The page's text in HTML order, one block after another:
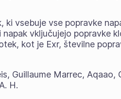
ki vsebuje vse popravke
vključujejo popravke
kot je Exr, številne
Guillaume Marrec, Aqaao,
H.